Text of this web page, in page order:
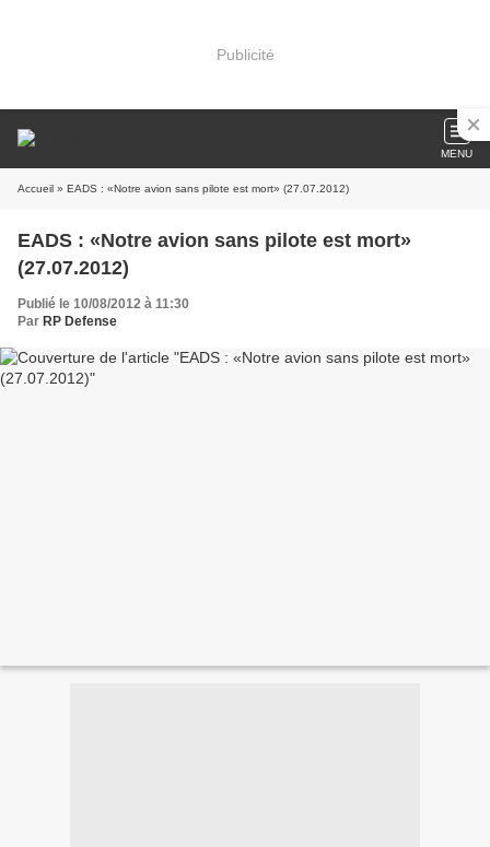
Publicité
MENU
Accueil » EADS : «Notre avion sans pilote est mort» (27.07.2012)
EADS : «Notre avion sans pilote est mort»
(27.07.2012)
Publié le 10/08/2012 à 11:30
Par RP Defense